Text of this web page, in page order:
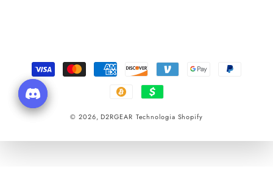
Metody
płatności
© 2026,D2RGEAR Technologia Shopify